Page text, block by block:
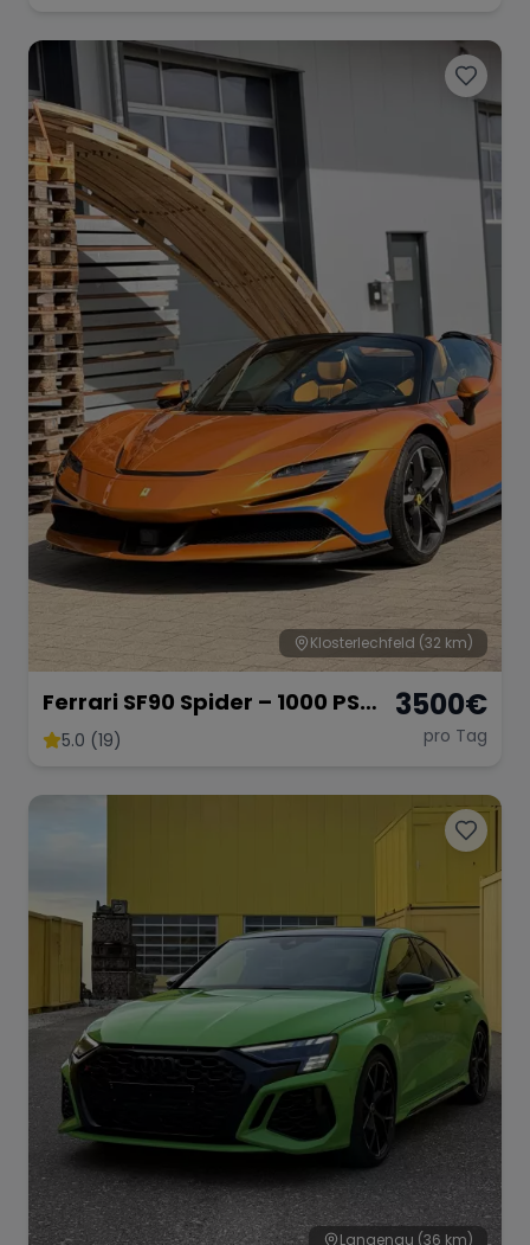
Klosterlechfeld (32 km)
Ferrari SF90 Spider – 1000 PS
Supersportwagen
5.0 (19)
3500€
pro Tag
Langenau (36 km)